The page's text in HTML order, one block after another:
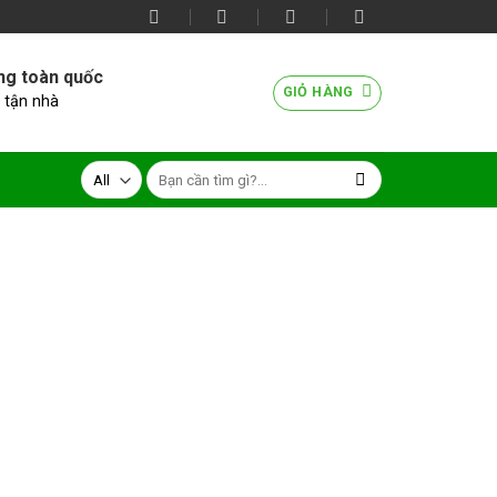
toàn quốc
tận nhà
GIỎ HÀNG